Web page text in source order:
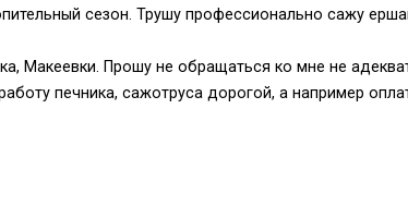
сезон. Трушу профессионально сажу
Макеевки. Прошу не обращаться ко мне не
печника, сажотруса дорогой, а например